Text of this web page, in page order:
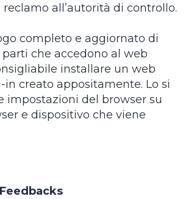
reclamo all’autorità di controllo.
completo e aggiornato di
che accedono al web
installare un web
in creato appositamente. Lo si
impostazioni del browser su
e dispositivo che viene